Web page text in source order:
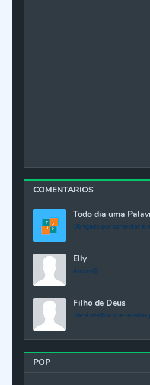
COMENTARIOS
Todo dia uma
Obrigado por comentar e
Elly
Amém👏
Filho de Deus
Dar é melhor que receber
POP